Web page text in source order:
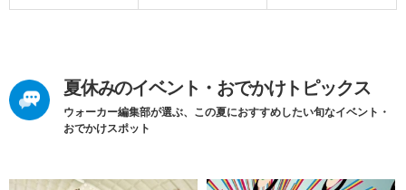
夏休みのイベント・おでかけトピックス
ウォーカー編集部が選ぶ、この夏におすすめしたい旬なイベント・
おでかけスポット